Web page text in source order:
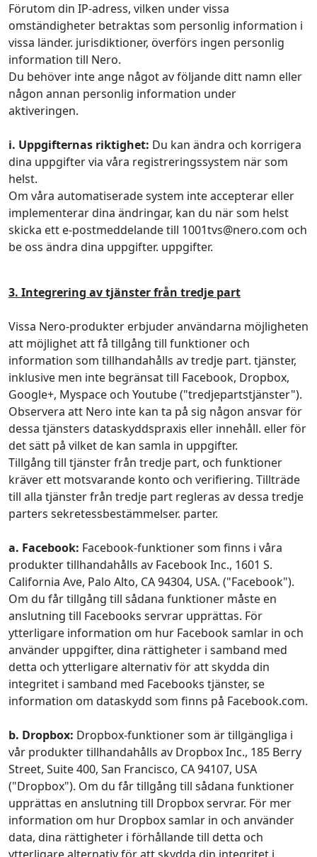
Förutom din IP-adress, vilken under vissa
omständigheter betraktas som personlig information i
vissa länder. jurisdiktioner, överförs ingen personlig
information till Nero.
Du behöver inte ange något av följande ditt namn eller
någon annan personlig information under
aktiveringen.
i. Uppgifternas riktighet: Du kan ändra och korrigera
dina uppgifter via våra registreringssystem när som
helst.
Om våra automatiserade system inte accepterar eller
implementerar dina ändringar, kan du när som helst
skicka ett e-postmeddelande till 1001tvs@nero.com och
be oss ändra dina uppgifter. uppgifter.
3. Integrering av tjänster från tredje part
Vissa Nero-produkter erbjuder användarna möjligheten
att möjlighet att få tillgång till funktioner och
information som tillhandahålls av tredje part. tjänster,
inklusive men inte begränsat till Facebook, Dropbox,
Google+, Myspace och Youtube ("tredjepartstjänster").
Observera att Nero inte kan ta på sig någon ansvar för
dessa tjänsters dataskyddspraxis eller innehåll. eller för
det sätt på vilket de kan samla in uppgifter.
Tillgång till tjänster från tredje part, och funktioner
kräver ett motsvarande konto och verifiering. Tillträde
till alla tjänster från tredje part regleras av dessa tredje
parters sekretessbestämmelser. parter.
a. Facebook: Facebook-funktioner som finns i våra
produkter tillhandahålls av Facebook Inc., 1601 S.
California Ave, Palo Alto, CA 94304, USA. ("Facebook").
Om du får tillgång till sådana funktioner måste en
anslutning till Facebooks servrar upprättas. För
ytterligare information om hur Facebook samlar in och
använder uppgifter, dina rättigheter i samband med
detta och ytterligare alternativ för att skydda din
integritet i samband med Facebooks tjänster, se
information om dataskydd som finns på Facebook.com.
b. Dropbox: Dropbox-funktioner som är tillgängliga i
vår produkter tillhandahålls av Dropbox Inc., 185 Berry
Street, Suite 400, San Francisco, CA 94107, USA
("Dropbox"). Om du får tillgång till sådana funktioner
upprättas en anslutning till Dropbox servrar. För mer
information om hur Dropbox samlar in och använder
data, dina rättigheter i förhållande till detta och